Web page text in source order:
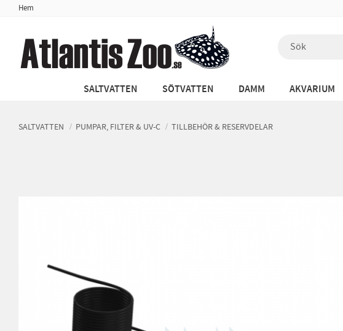
Hem
SALTVATTEN SÖTVATTEN DAMM AKVARIUM
SALTVATTEN PUMPAR, FILTER & UV-C TILLBEHÖR & RESERVDELAR